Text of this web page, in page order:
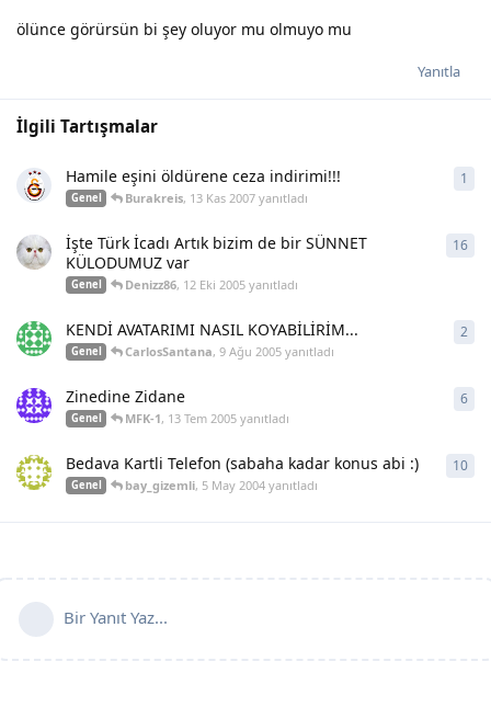
ölünce görürsün bi şey oluyor mu olmuyo mu
Yanıtla
İlgili Tartışmalar
Hamile eşini öldürene ceza indirimi!!!
Genel Burakreis, 13 Kas 2007 yanıtladı
1
İşte Türk İcadı Artık bizim de bir SÜNNET
KÜLODUMUZ var
Genel Denizz86, 12 Eki 2005 yanıtladı
16
KENDİ AVATARIMI NASIL KOYABİLİRİM...
Genel CarlosSantana,9 Ağu 2005 yanıtladı
2
Zinedine Zidane
Genel MFK-1, 13 Tem 2005 yanıtladı
6
Bedava Kartli Telefon (sabaha kadar konus abi :)
Genel bay_gizemli, 5 May 2004 yanıtladı
10
Bir Yanıt Yaz...